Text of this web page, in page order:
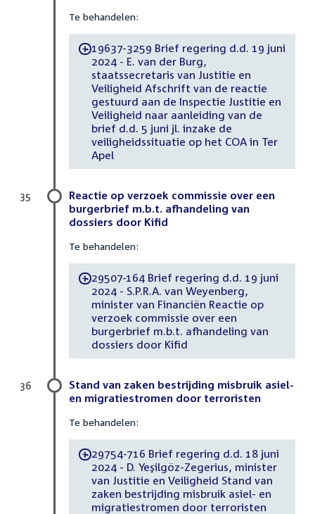
Te behandelen:
-19637-3259 Brief regering d.d. 19 juni
2024 - E. van der Burg,
staatssecretaris van Justitie en
Veiligheid Afschrift van de reactie
gestuurd aan de Inspectie Justitie en
Veiligheid naar aanleiding van de
brief d.d. 5 juni jl. inzake de
veiligheidssituatie op het COA in Ter
Apel
Reactie op verzoek commissie over een
burgerbrief m.b.t. afhandeling van
dossiers door Kifid
Te behandelen:
-29507-164 Brief regering d.d. 19 juni
2024 - S.P.R.A. van Weyenberg,
minister van Financiën Reactie op
verzoek commissie over een
burgerbrief m.b.t. afhandeling van
dossiers door Kifid
35
Stand van zaken bestrijding misbruik asiel-
en migratiestromen door terroristen
Te behandelen:
-29754-716 Brief regering d.d. 18 juni
2024 - D. Yeşilgöz-Zegerius, minister
van Justitie en Veiligheid Stand van
zaken bestrijding misbruik asiel- en
migratiestromen door terroristen
36